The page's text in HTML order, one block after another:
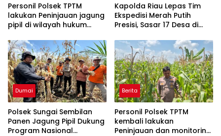
Personil Polsek TPTM
lakukan Peninjauan jagung
pipil di wilayah hukum
Kapolda Riau Lepas Tim
Ekspedisi Merah Putih
Presisi, Sasar 17 Desa di
Dumai
Polsek Sungai Sembilan
Panen Jagung Pipil Dukung
Program Nasional
Berita
Personil Polsek TPTM
kembali lakukan
Peninjauan dan monitoring